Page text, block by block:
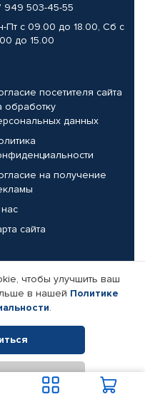
949 503-45-55
Пт с 09.00 до 18.00, Сб с
до 15.00
посетителя сайта
обработку
данных
на получение
сайта
компании
права защищены.
Автопрофи.
чтобы улучшить ваш
в нашей Политике
.